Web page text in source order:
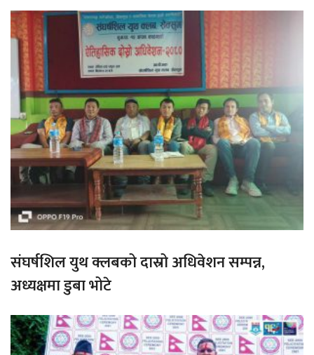
संघर्षशिल युथ क्लबको दास्रो अधिवेशन सम्पन्न,
अध्यक्षमा डुबा भोटे